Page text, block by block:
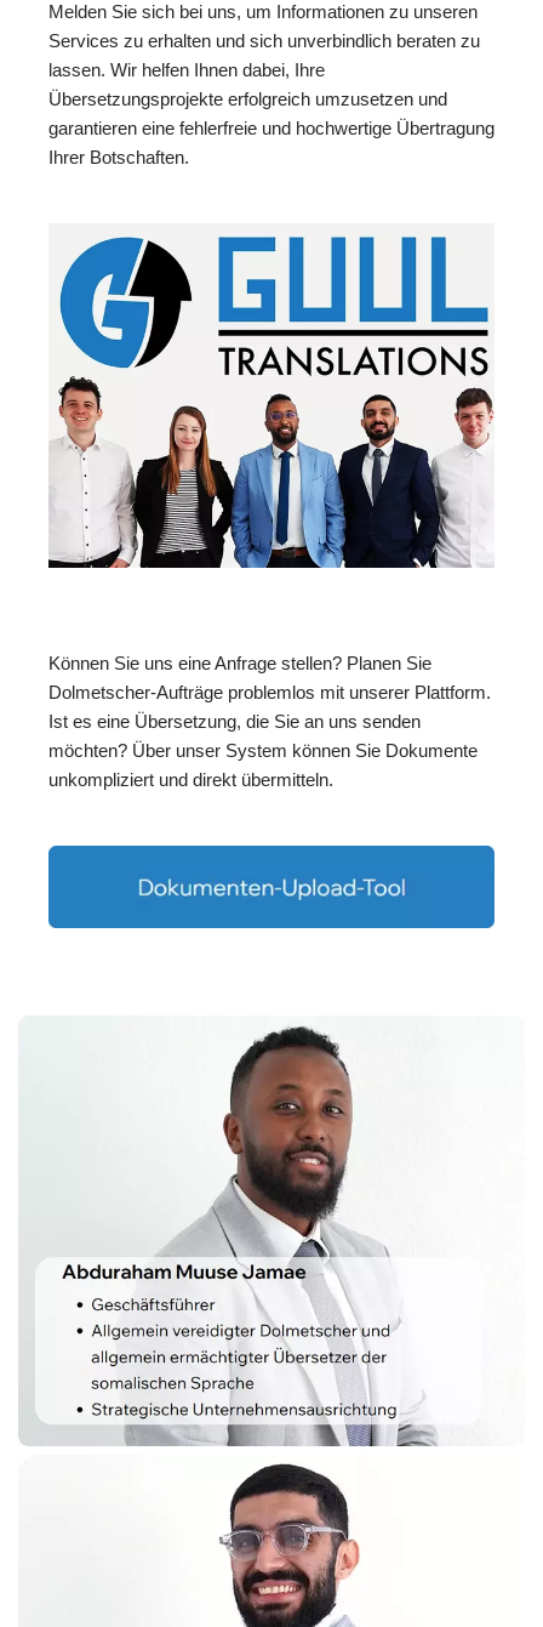
Melden Sie sich bei uns, um Informationen zu unseren
Services zu erhalten und sich unverbindlich beraten zu
lassen. Wir helfen Ihnen dabei, Ihre
Übersetzungsprojekte erfolgreich umzusetzen und
garantieren eine fehlerfreie und hochwertige Übertragung
Ihrer Botschaften.
Können Sie uns eine Anfrage stellen? Planen Sie
Dolmetscher-Aufträge problemlos mit unserer Plattform.
Ist es eine Übersetzung, die Sie an uns senden
möchten? Über unser System können Sie Dokumente
unkompliziert und direkt übermitteln.